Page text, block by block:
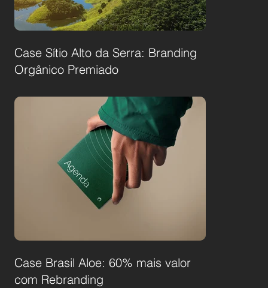
Case Sítio Alto da Serra: Branding
Orgânico Premiado
Case Brasil Aloe: 60% mais valor
com Rebranding